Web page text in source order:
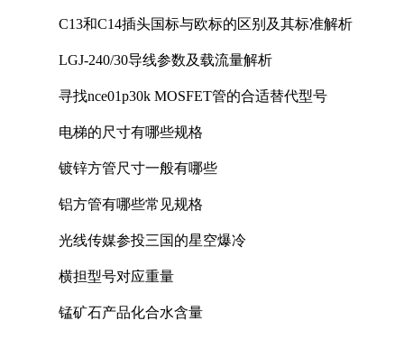
C13和C14插头国标与欧标的区别及其标准解析
LGJ-240/30导线参数及载流量解析
寻找nce01p30k MOSFET管的合适替代型号
电梯的尺寸有哪些规格
镀锌方管尺寸一般有哪些
铝方管有哪些常见规格
光线传媒参投三国的星空爆冷
横担型号对应重量
锰矿石产品化合水含量